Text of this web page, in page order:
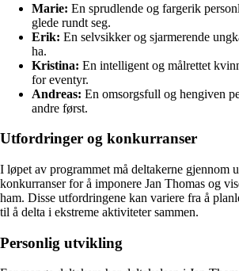
Marie: En sprudlende og fargerik
glede rundt seg.
Erik: En selvsikker og sjarmerende
ha.
Kristina: En intelligent og målrettet
for eventyr.
Andreas: En omsorgsfull og hengiven
andre først.
Utfordringer og konkurranser
I løpet av programmet må deltakerne gjennom
konkurranser for å imponere Jan Thomas og
ham. Disse utfordringene kan variere fra å
til å delta i ekstreme aktiviteter sammen.
Personlig utvikling